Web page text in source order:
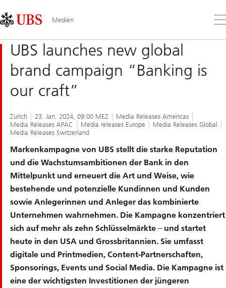
Links
Area
Medien
Sie
UBS launches new global
brand campaign “Banking is
our craft”
Zurich 23. Jan. 2024, 09:00 MEZ
Media Releases Americas
Media Releases APAC
Media releases Europe
Media Releases Global
Media Releases Switzerland
Markenkampagne von UBS stellt die starke Reputation
und die Wachstumsambitionen der Bank in den
Mittelpunkt und erneuert die Art und Weise, wie
bestehende und potenzielle Kundinnen und Kunden
sowie Anlegerinnen und Anleger das kombinierte
Unternehmen wahrnehmen. Die Kampagne konzentriert
sich auf mehr als zehn Schlüsselmärkte – und startet
heute in den USA und Grossbritannien. Sie umfasst
digitale und Printmedien, Content-Partnerschaften,
Sponsorings, Events und Social Media. Die Kampagne ist
eine der wichtigsten Investitionen der jüngeren